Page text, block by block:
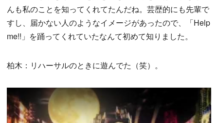
んも私のことを知ってくれてたんだね。芸歴的にも先輩で
すし、届かない人のようなイメージがあったので、「Help
me!!」を踊ってくれていたなんて初めて知りました。
柏木：リハーサルのときに遊んでた（笑）。